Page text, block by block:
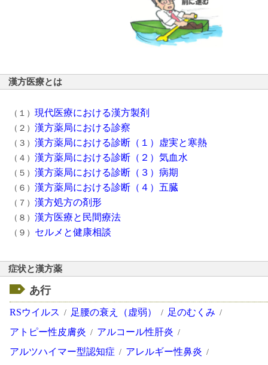
漢方医療とは
（１） 現代医療における漢方製剤
（２） 漢方薬局における診察
（３） 漢方薬局における診断（１）虚実と寒熱
（４） 漢方薬局における診断（２）気血水
（５） 漢方薬局における診断（３）病期
（６） 漢方薬局における診断（４）五臓
（７） 漢方処方の剤形
（８） 漢方医療と民間療法
（９） セルメと健康相談
症状と漢方薬
あ行
RSウイルス 足腰の衰え（虚弱）
足のむくみ
アトピー性皮膚炎
アルコール性肝炎
アルツハイマー型認知症
アレルギー性鼻炎